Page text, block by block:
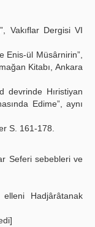
Vakıflar Dergisi VI
Enis-ül Müsârnirin”,
Kitabı, Ankara
devrinde Hıristiyan
Edime”, aynı
S. 161-178.
Seferi sebebleri ve
Hadjârâtanak